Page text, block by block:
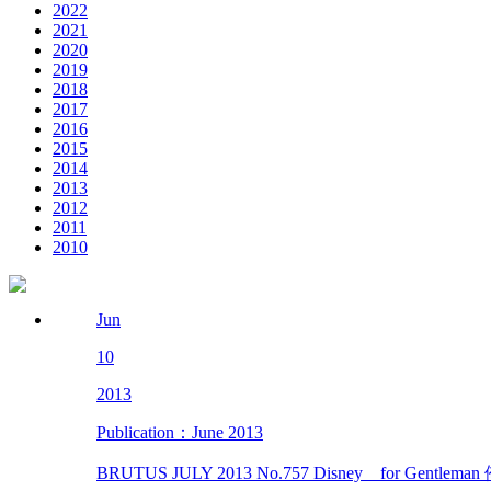
2022
2021
2020
2019
2018
2017
2016
2015
2014
2013
2012
2011
2010
Jun
10
2013
Publication：June 2013
BRUTUS JULY 2013 No.757 Disney for Gentleman